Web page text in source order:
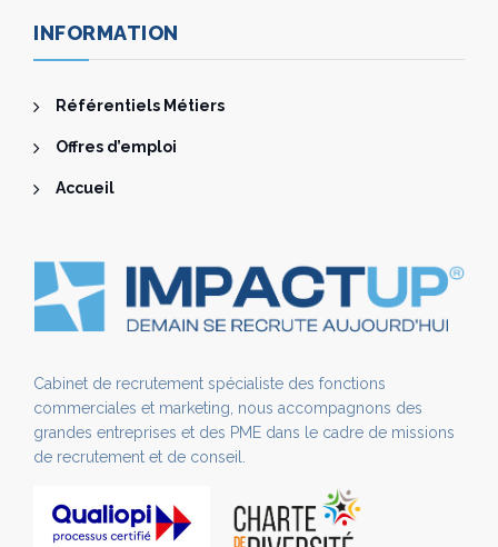
INFORMATION
Référentiels Métiers
Offres d’emploi
Accueil
Cabinet de recrutement spécialiste des fonctions
commerciales et marketing, nous accompagnons des
grandes entreprises et des PME dans le cadre de missions
de recrutement et de conseil.